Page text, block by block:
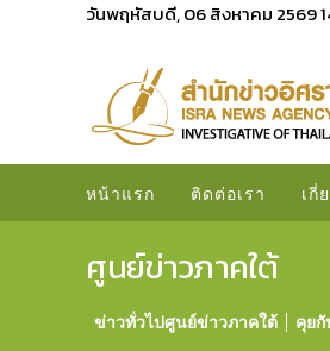
วันพฤหัสบดี, 06 สิงหาคม 2569
หน้าแรก ติดต่อเรา เกี่
ศูนย์ข่าวภาคใต้
ข่าวทั่วไปศูนย์ข่าวภาคใต้ คุย